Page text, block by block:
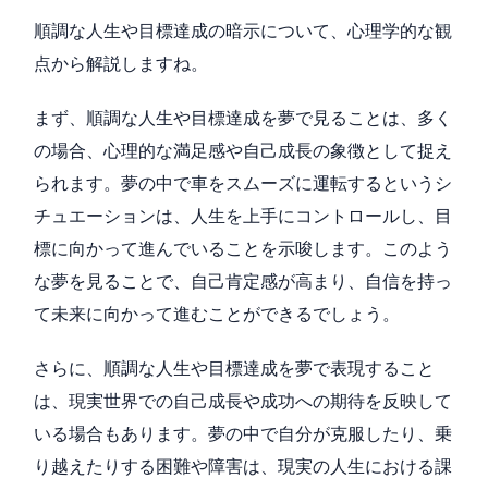
順調な人生や目標達成の暗示について、心理学的な観
点から解説しますね。
まず、順調な人生や目標達成を夢で見ることは、多く
の場合、心理的な満足感や自己成長の象徴として捉え
られます。夢の中で車をスムーズに運転するというシ
チュエーションは、人生を上手にコントロールし、目
標に向かって進んでいることを示唆します。このよう
な夢を見ることで、自己肯定感が高まり、自信を持っ
て未来に向かって進むことができるでしょう。
さらに、順調な人生や目標達成を夢で表現すること
は、現実世界での自己成長や成功への期待を反映して
いる場合もあります。夢の中で自分が克服したり、乗
り越えたりする困難や障害は、現実の人生における課